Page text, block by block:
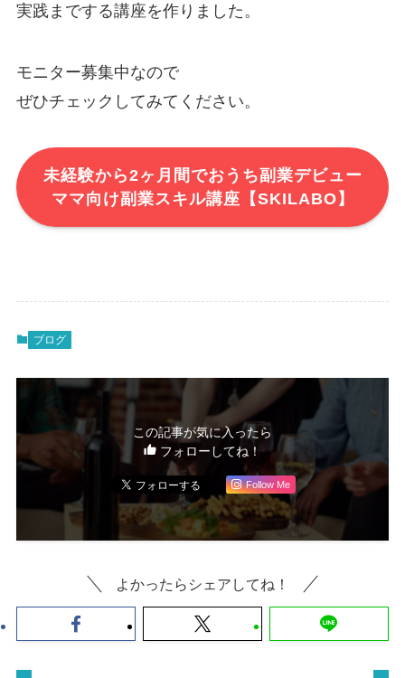
実践までする講座を作りました。
モニター募集中なので
ぜひチェックしてみてください。
未経験から2ヶ月間でおうち副業デビュー
ママ向け副業スキル講座【SKILABO】
ブログ
この記事が気に入ったら
フォローしてね！
Follow Me
よかったらシェアしてね！